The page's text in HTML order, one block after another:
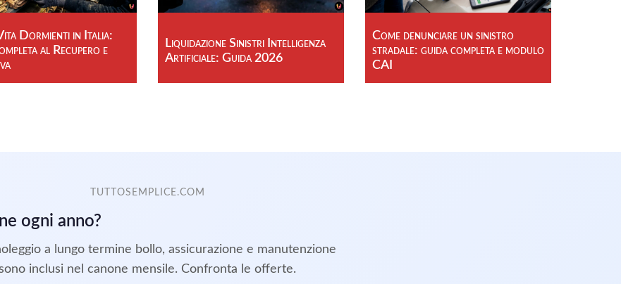
Dormienti in Italia:
al Recupero e
Liquidazione Sinistri Intelligenza
Artificiale: Guida 2026
Come denunciare un sinistro
stradale: guida completa e modulo
CAI
TUTTOSEMPLICE.COM
ogni anno?
a lungo termine bollo, assicurazione e manutenzione
inclusi nel canone mensile. Confronta le offerte.